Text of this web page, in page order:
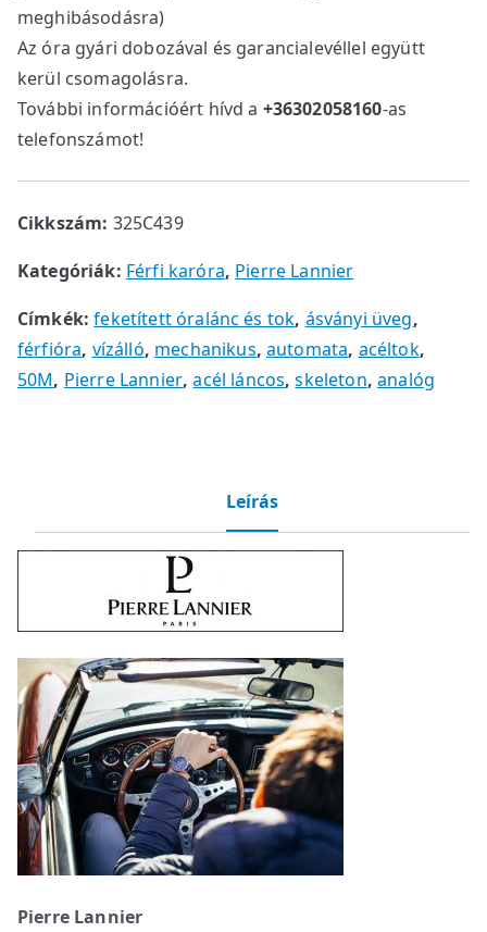
meghibásodásra)
Az óra gyári dobozával és garancialevéllel együtt
kerül csomagolásra.
További információért hívd a +36302058160-as
telefonszámot!
Cikkszám: 325C439
Kategóriák: Férfi karóra, Pierre Lannier
Címkék:feketített óralánc és tok, ásványi üveg,
férfióra, vízálló, mechanikus, automata, acéltok,
50M, Pierre Lannier,acél láncos,skeleton,analóg
Leírás
Pierre Lannier